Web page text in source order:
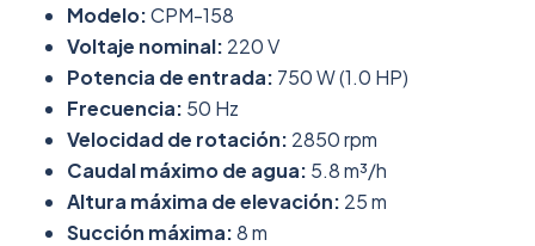
Modelo:CPM-158
Voltaje nominal: 220 V
Potencia de entrada: 750 W (1.0 HP)
Frecuencia: 50 Hz
Velocidad de rotación: 2850 rpm
Caudal máximo de agua: 5.8 m³/h
Altura máxima de elevación: 25 m
Succión máxima:8 m